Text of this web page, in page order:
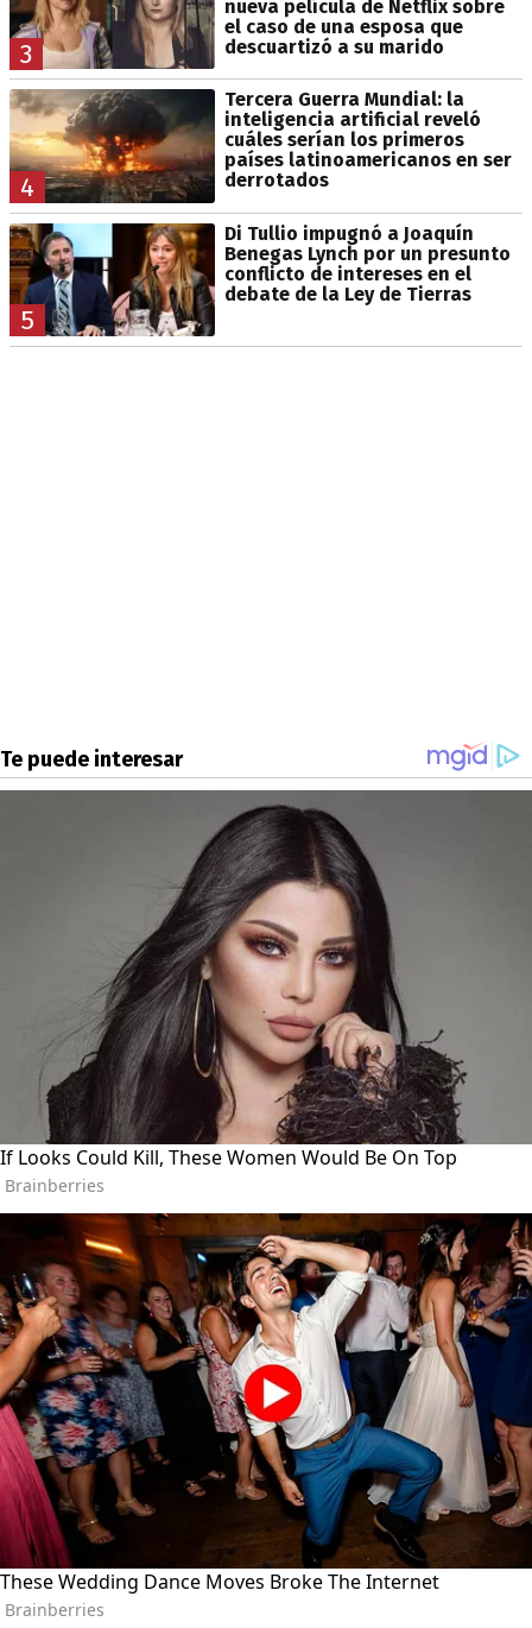
3
nueva película de Netflix sobre
el caso de una esposa que
descuartizó a su marido
4
Tercera Guerra Mundial: la
inteligencia artificial reveló
cuáles serían los primeros
países latinoamericanos en ser
derrotados
5
Di Tullio impugnó a Joaquín
Benegas Lynch por un presunto
conflicto de intereses en el
debate de la Ley de Tierras